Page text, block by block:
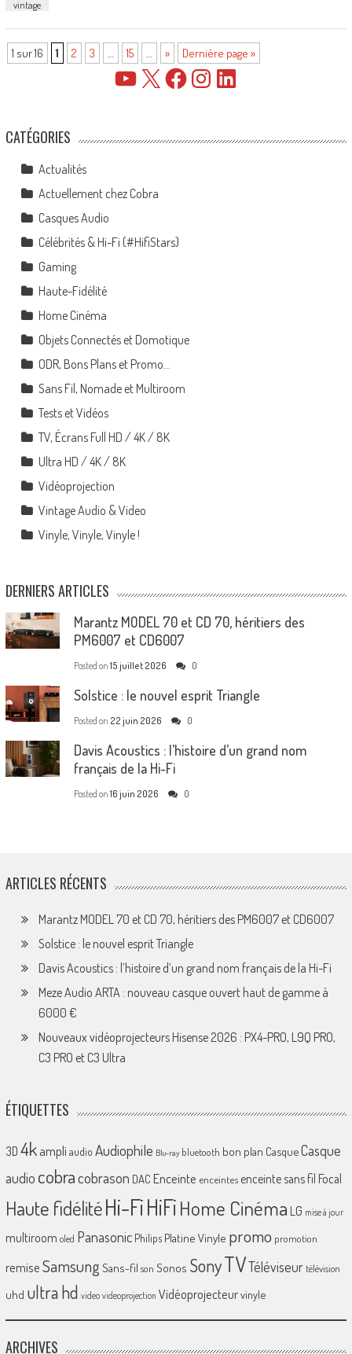
vintage
1 sur 16 1 2 3 … 15 … » Dernière page »
YouTube FacebookInstagramLinkedIn
CATÉGORIES
Actualités
Actuellement chez Cobra
Casques Audio
Célébrités & Hi-Fi (#HifiStars)
Gaming
Haute-Fidélité
Home Cinéma
Objets Connectés et Domotique
ODR, Bons Plans et Promo…
Sans Fil, Nomade et Multiroom
Tests et Vidéos
TV, Écrans Full HD / 4K / 8K
Ultra HD / 4K / 8K
Vidéoprojection
Vintage Audio & Video
Vinyle, Vinyle, Vinyle !
DERNIERS ARTICLES
Marantz MODEL 70 et CD 70, héritiers des
PM6007 et CD6007
Posted on 15 juillet 2026 0
Solstice : le nouvel esprit Triangle
Posted on 22 juin 2026 0
Davis Acoustics : l’histoire d’un grand nom
français de la Hi-Fi
Posted on 16 juin 2026 0
ARTICLES RÉCENTS
Marantz MODEL 70 et CD 70, héritiers des PM6007 et CD6007
Solstice : le nouvel esprit Triangle
Davis Acoustics : l’histoire d’un grand nom français de la Hi-Fi
Meze Audio ARTA : nouveau casque ouvert haut de gamme à
6000 €
Nouveaux vidéoprojecteurs Hisense 2026 : PX4-PRO, L9Q PRO,
C3 PRO et C3 Ultra
ÉTIQUETTES
3D 4k ampliaudio Audiophile Blu-ray bluetooth bon plan CasqueCasque
audio cobracobrason DAC Enceinte enceintes enceinte sans fil Focal
Haute fidélitéHi-FiHiFiHome Cinéma LG mise à jour
multiroom oled Panasonic Philips Platine Vinyle promo promotion
remiseSamsungSans-fil son Sonos SonyTVTéléviseur télévision
uhd ultra hd video videoprojection Vidéoprojecteurvinyle
ARCHIVES